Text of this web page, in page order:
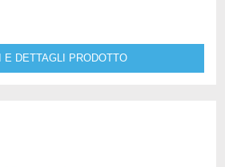
E DETTAGLI PRODOTTO